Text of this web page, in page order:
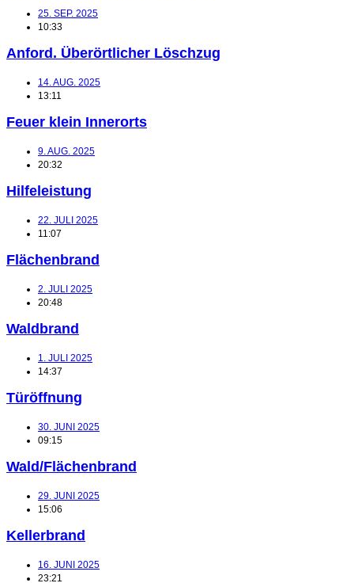
25. SEP. 2025
10:33
Anford. Überörtlicher Löschzug
14. AUG. 2025
13:11
Feuer klein Innerorts
9. AUG. 2025
20:32
Hilfeleistung
22. JULI 2025
11:07
Flächenbrand
2. JULI 2025
20:48
Waldbrand
1. JULI 2025
14:37
Türöffnung
30. JUNI 2025
09:15
Wald/Flächenbrand
29. JUNI 2025
15:06
Kellerbrand
16. JUNI 2025
23:21